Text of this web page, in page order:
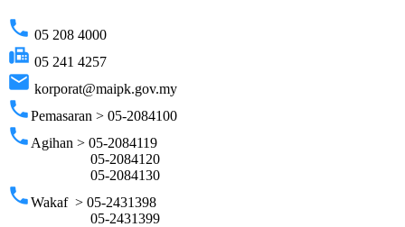
phone 05 208 4000
fax 05 241 4257
email korporat@maipk.gov.my
phonePemasaran > 05-2084100
phone Agihan > 05-2084119
05-2084120
05-2084130
phoneWakaf > 05-2431398
05-2431399